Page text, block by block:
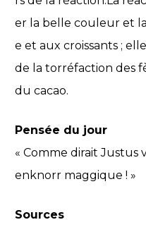
er la belle couleur et
e et aux croissants ;
de la torréfaction des
du cacao.
Pensée du jour
« Comme dirait Justus
enknorr maggique ! »
Sources